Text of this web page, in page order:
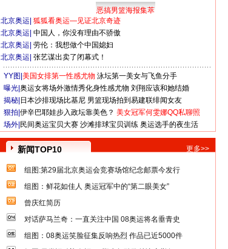
恶搞男篮海报集萃
北京奥运 狐狐看奥运—见证北京奇迹
北京奥运 中国人，你没有理由不骄傲
北京奥运 劳伦：我想做个中国媳妇
北京奥运 张艺谋出卖了闭幕式！
YY图| 美国女排第一性感尤物 泳坛第一美女与飞鱼分手
曝光| 奥运女将场外激情秀化身性感尤物 刘翔应该和她结婚
揭秘| 日本沙排现场比基尼 男篮现场拍到易建联绯闻女友
狠拍| 伊辛巴耶娃步入政坛靠美色？ 美女冠军何雯娜QQ私聊照
场外| 民间奥运宝贝大赛 沙滩排球宝贝训练 奥运选手的夜生活
新闻TOP10 更多>>
组图:第29届北京奥运会竞赛场馆纪念邮票今发行
组图：鲜花如佳人 奥运冠军中的“第二眼美女”
曾庆红简历
对话萨马兰奇：一直关注中国 08奥运将名垂青史
组图：08奥运笑脸征集反响热烈 作品已近5000件